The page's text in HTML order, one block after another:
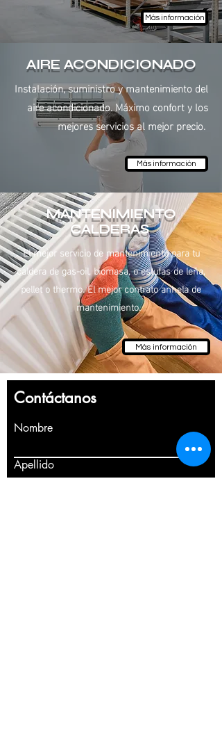
Más información
AIRE ACONDICIONADO
Instalación, suministro y mantenimiento del
aire acondicionado. Máximo confort y los
mejores servicios al mejor precio.
Más información
MANTENIMIENTO
CALDERAS
El mejor servicio de mantenimiento para tu
caldera de gas-oil, biomasa, o estufas de leña,
pellet o thermo. El mejor contrato anhela de
mantenimiento.
Más información
Contáctanos
Nombre
Apellido